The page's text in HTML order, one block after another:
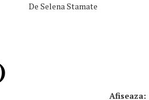
De Selena Stamate
Afiseaza: